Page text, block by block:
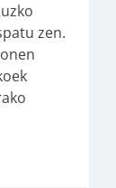
zen.